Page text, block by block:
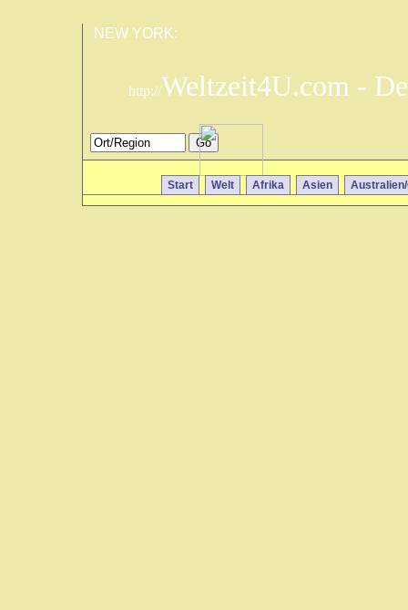
NEW YORK:
http://Weltzeit4U.com -
Start Welt Afrika Asien